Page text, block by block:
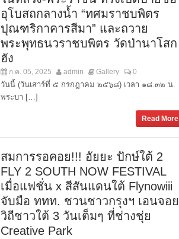
อุโบสถกลางน้ำ “ทศมราชบพิตร
ปุณฑริกาคารสีมา” และถวาย
พระพุทธนวราชบพิตร วัดป่านาโสก
ฮัง
ก.ค. 05, 2025 admin Gallery 0
วันนี้ (วันเสาร์ที่ ๕ กรกฎาคม ๒๕๖๘) เวลา ๑๘.๓๒ น.
พระบา […]
Read More
สมการรอคอย!!! อัยยะ ปักษ์ใต้ 2
FLY 2 SOUTH NOW FESTIVAL
เมื่อแฟชั่น x สีสันแดนใต้ Flynowiii
จับมือ ททท. ชวนชาวกรุงฯ เอนจอย
วิถีชาวใต้ 3 วันเต็มๆ ที่ช่างชุ่ย
Creative Park